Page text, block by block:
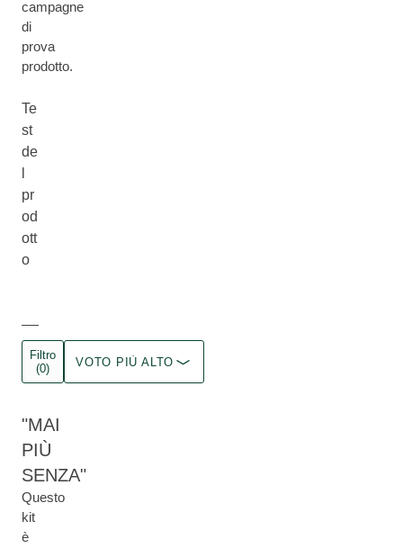
campagne
di
prova
prodotto.
Te
st
de
pr
od
ott
o
Filtro
(0)
VOTO PIÙ ALTO
MAI
PIÙ
SENZA
Questo
kit
è